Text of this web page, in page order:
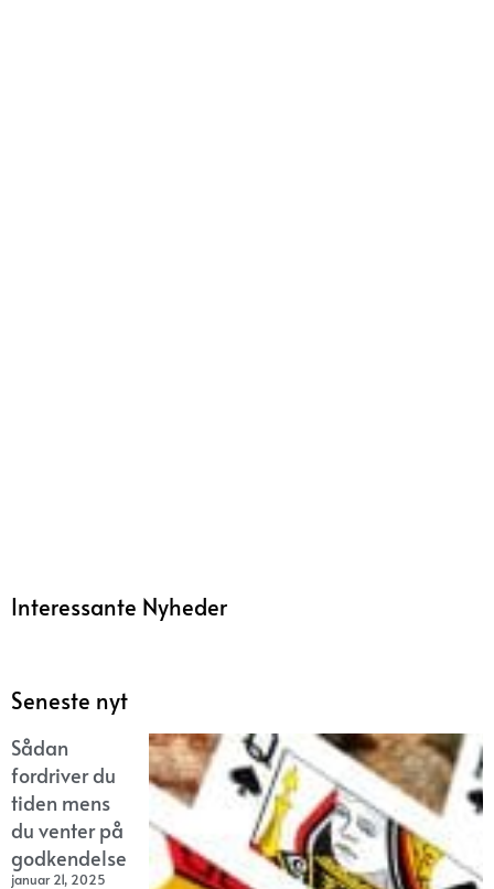
Interessante Nyheder
Seneste nyt
Sådan
fordriver du
tiden mens
du venter på
godkendelse
januar 21, 2025